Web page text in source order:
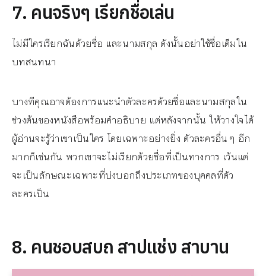
7. คนจริงๆ เรียกชื่อเล่น
ไม่มีใครเรียกฉันด้วยชื่อ และนามสกุล ดังนั้นอย่าใช้ชื่อเต็มใน
บทสนทนา
บางทีคุณอาจต้องการแนะนำตัวละครด้วยชื่อและนามสกุลใน
ช่วงต้นของหนังสือพร้อมคำอธิบาย แต่หลังจากนั้น ให้วางใจได้
ผู้อ่านจะรู้ว่าเขาเป็นใคร โดยเฉพาะอย่างยิ่ง ตัวละครอื่นๆ อีก
มากก็เช่นกัน พวกเขาจะไม่เรียกด้วยชื่อที่เป็นทางการ เว้นแต่
จะเป็นลักษณะเฉพาะที่บ่งบอกถึงประเภทของบุคคลที่ตัว
ละครเป็น
8. คนชอบสบถ สาปแช่ง สาบาน